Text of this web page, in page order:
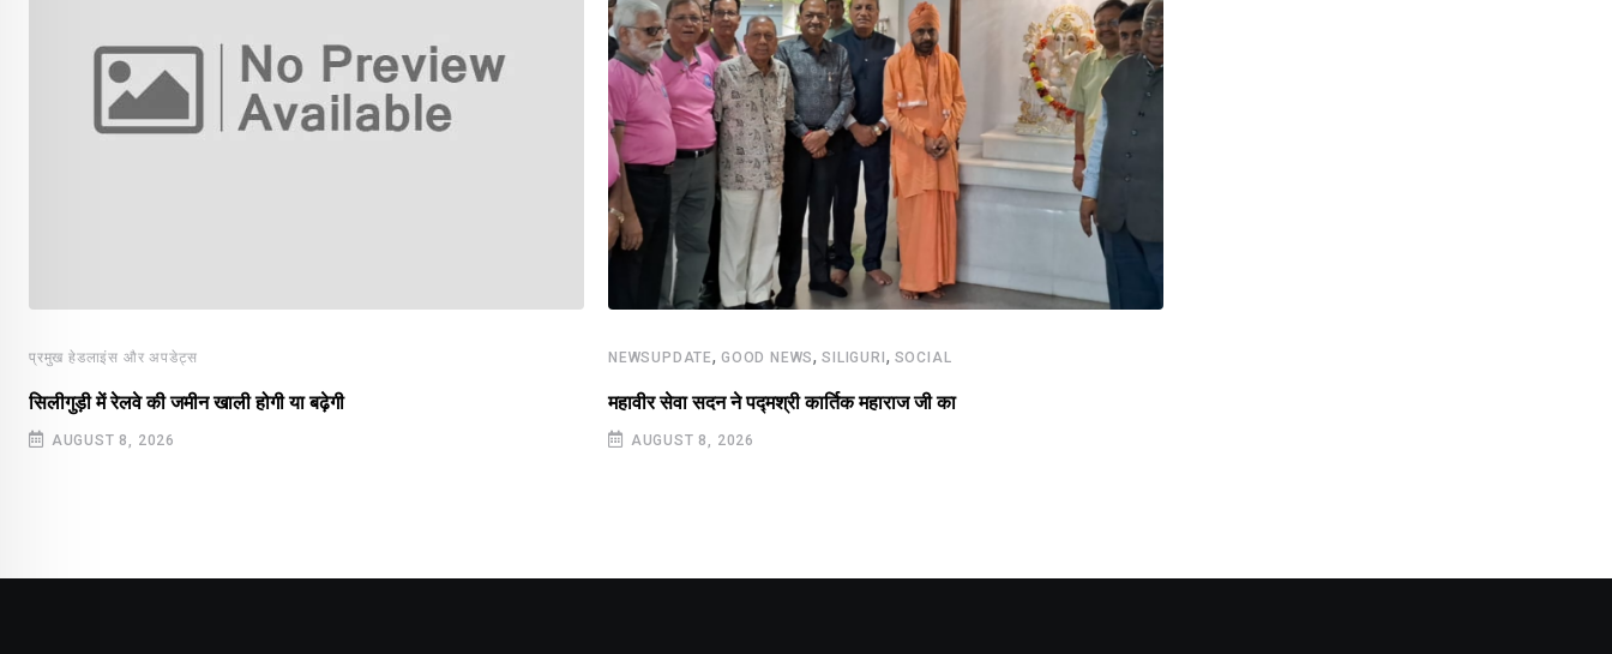
प्रमुख हेडलाइंस और अपडेट्स
सिलीगुड़ी में रेलवे की जमीन खाली होगी या बढ़ेगी
AUGUST 8, 2026
NEWSUPDATE, GOOD NEWS,SILIGURI, SOCIAL
महावीर सेवा सदन ने पद्मश्री कार्तिक महाराज जी का
AUGUST 8, 2026